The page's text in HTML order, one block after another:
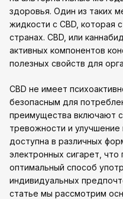
здоровья. Один из таких
жидкости с CBD, которая
странах. CBD, или
активных компонентов
полезных свойств для
CBD не имеет
безопасным для
преимущества включают
тревожности и улучшение
доступна в различных
электронных сигарет, что
оптимальный способ
индивидуальных
статье мы рассмотрим